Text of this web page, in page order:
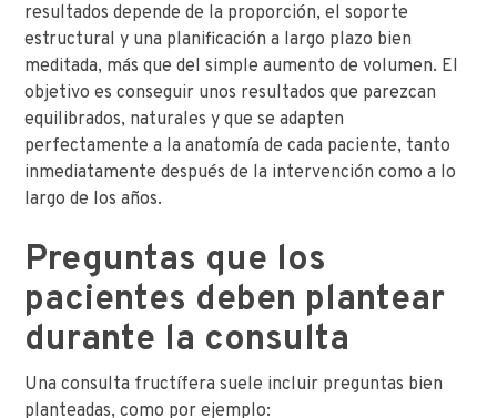
resultados depende de la proporción, el soporte
estructural y una planificación a largo plazo bien
meditada, más que del simple aumento de volumen. El
objetivo es conseguir unos resultados que parezcan
equilibrados, naturales y que se adapten
perfectamente a la anatomía de cada paciente, tanto
inmediatamente después de la intervención como a lo
largo de los años.
Preguntas que los
pacientes deben plantear
durante la consulta
Una consulta fructífera suele incluir preguntas bien
planteadas, como por ejemplo: